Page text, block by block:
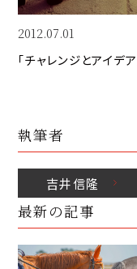
2012.07.01
「チャレンジとアイデア
執筆者
吉井信隆
最新の記事